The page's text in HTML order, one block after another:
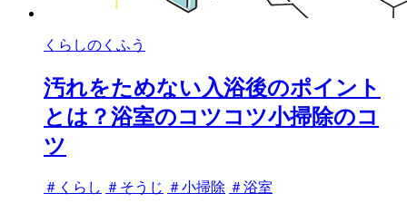
くらしのくふう
汚れをためない入浴後のポイント
とは？浴室のコツコツ小掃除のコ
ツ
タ
＃くらし ＃そうじ ＃小掃除 ＃浴室